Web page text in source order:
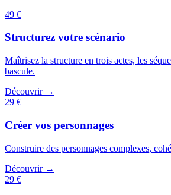
49 €
Structurez votre scénario
Maîtrisez la structure en trois actes, les
bascule.
Découvrir →
29 €
Créer vos personnages
Construire des personnages complexes,
Découvrir →
29 €